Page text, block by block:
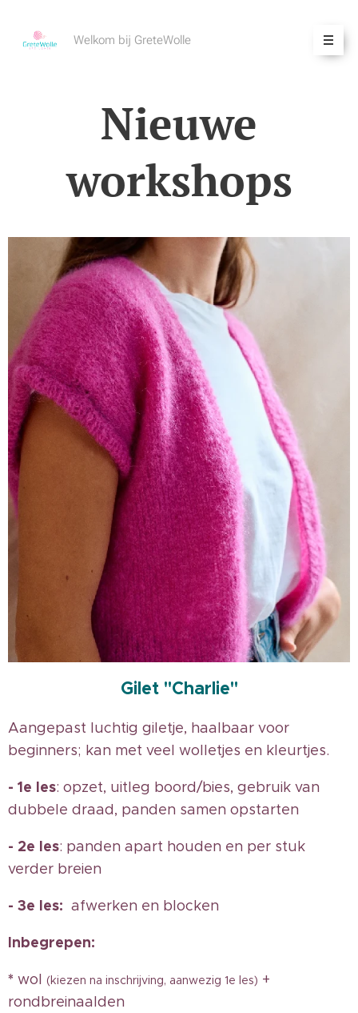
Welkom bij GreteWolle
Nieuwe
workshops
Gilet "Charlie"
Aangepast luchtig giletje, haalbaar voor
beginners; kan met veel wolletjes en kleurtjes.
- 1e les: opzet, uitleg boord/bies, gebruik van
dubbele draad, panden samen opstarten
- 2e les: panden apart houden en per stuk
verder breien
- 3e les: afwerken en blocken
Inbegrepen:
* wol (kiezen na inschrijving, aanwezig 1e les) +
rondbreinaalden